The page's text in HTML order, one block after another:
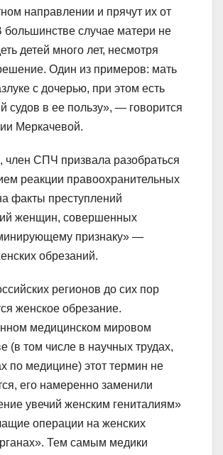
направлении и прячут их от
большинстве случае матери не
детей много лет, несмотря
Один из примеров: мать
с дочерью, при этом есть
судов в ее пользу», — говорится
Меркачевой.
член СПЧ призвала разобраться
реакции правоохранительных
факты преступлений
женщин, совершенных
признаку» —
обрезаний.
регионов до сих пор
женское обрезание.
медицинском мировом
(в том числе в научных трудах,
по медицине) этот термин не
его намеренно заменили
увечий женским гениталиям»
операции на женских
Тем самым медики